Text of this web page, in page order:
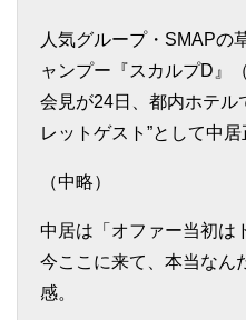
人気グループ・SMAPの
ャンプー『スカルプD』
会見が24日、都内ホテル
レットゲスト”として中居
（中略）
中居は「オファー当初は
今ここに来て、本当なん
感。